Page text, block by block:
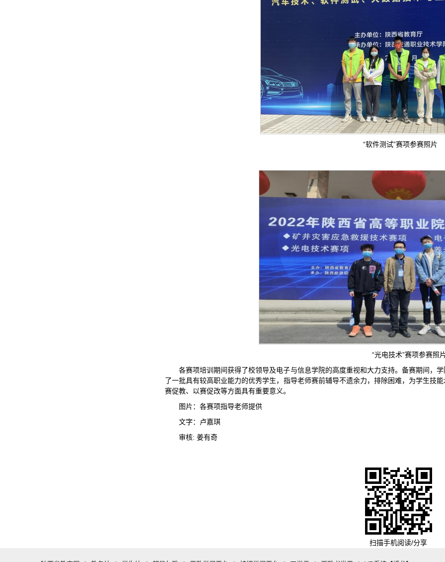
“软件测试”赛项参赛照片
“光电技术”赛项参赛照
各赛项培训期间获得了校领导及电子与信息学院的高度重视和大力支持。备赛期间，
了一批具有较高职业能力的优秀学生，指导老师赛前辅导不遗余力，排除困难，为学生技
赛促教、以赛促改等方面具有重要意义。
图片：各赛项指导老师提供
文字：卢嘉琪
审核: 姜有奇
扫描手机阅读/分享